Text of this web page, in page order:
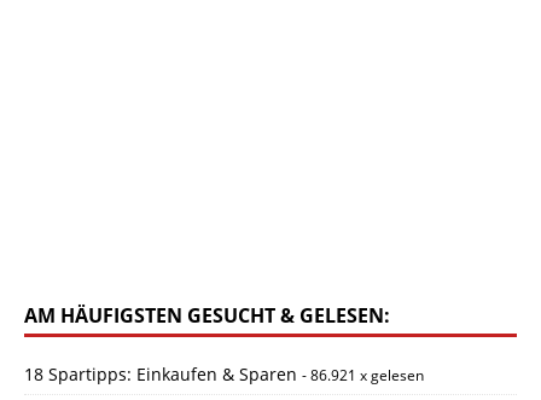
AM HÄUFIGSTEN GESUCHT & GELESEN:
18 Spartipps: Einkaufen & Sparen - 86.921 x gelesen